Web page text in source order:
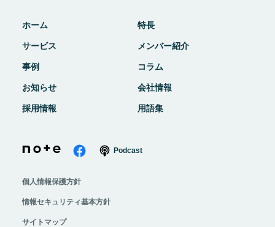
ホーム 特長
サービス メンバー紹介
事例 コラム
お知らせ 会社情報
採用情報 用語集
Podcast
個人情報保護方針
情報セキュリティ基本方針
サイトマップ